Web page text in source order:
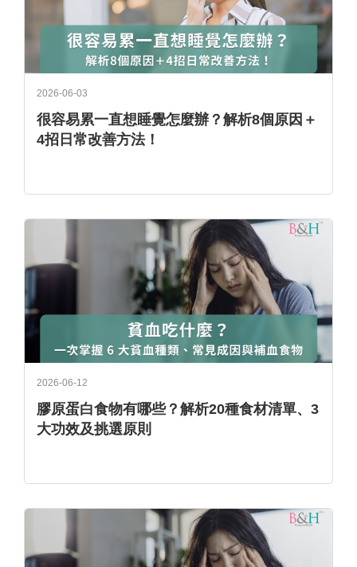
2026-06-03
很容易累一直想睡覺怎麼辦？解析8個原因＋
4招日常改善方法！
2026-06-12
膠原蛋白食物有哪些？解析20種食材清單、3
大功效及挑選原則